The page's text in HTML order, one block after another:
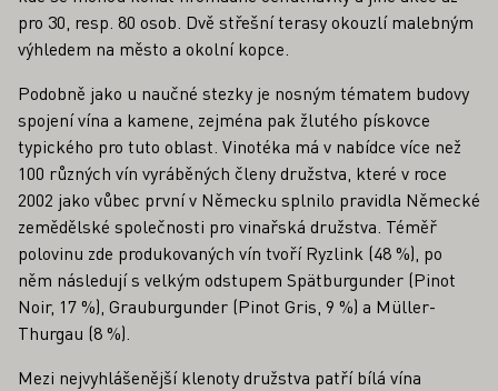
pro 30, resp. 80 osob. Dvě střešní terasy okouzlí malebným
výhledem na město a okolní kopce.
Podobně jako u naučné stezky je nosným tématem budovy
spojení vína a kamene, zejména pak žlutého pískovce
typického pro tuto oblast. Vinotéka má v nabídce více než
100 různých vín vyráběných členy družstva, které v roce
2002 jako vůbec první v Německu splnilo pravidla Německé
zemědělské společnosti pro vinařská družstva. Téměř
polovinu zde produkovaných vín tvoří Ryzlink (48 %), po
něm následují s velkým odstupem Spätburgunder (Pinot
Noir, 17 %), Grauburgunder (Pinot Gris, 9 %) a Müller-
Thurgau (8 %).
Mezi nejvyhlášenější klenoty družstva patří bílá vína